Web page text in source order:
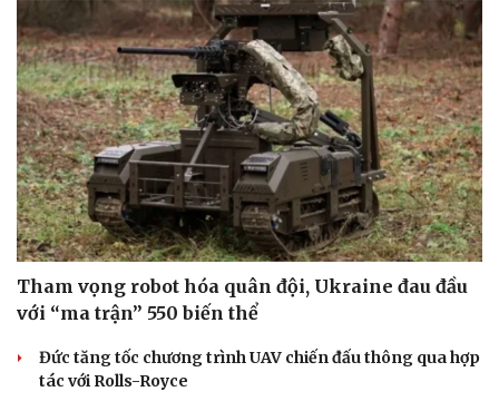
Tham vọng robot hóa quân đội, Ukraine đau đầu
với “ma trận” 550 biến thể
Đức tăng tốc chương trình UAV chiến đấu thông qua hợp
tác với Rolls-Royce